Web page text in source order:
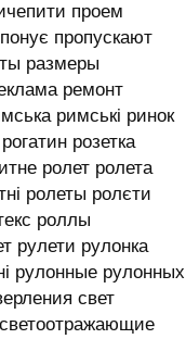
проем
пропускают
размеры
ремонт
римські ринок
розетка
ролет ролета
ролеты ролєти
роллы
рулети рулонка
рулонные рулонных
свет